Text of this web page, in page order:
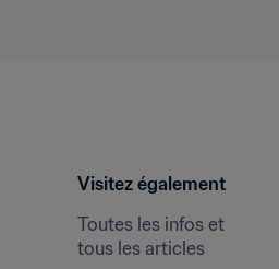
Visitez également
Toutes les infos et
tous les articles